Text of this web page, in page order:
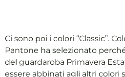
Ci sono poi i colori “Classic”.
Pantone ha selezionato
del guardaroba Primavera
essere abbinati agli altri colori